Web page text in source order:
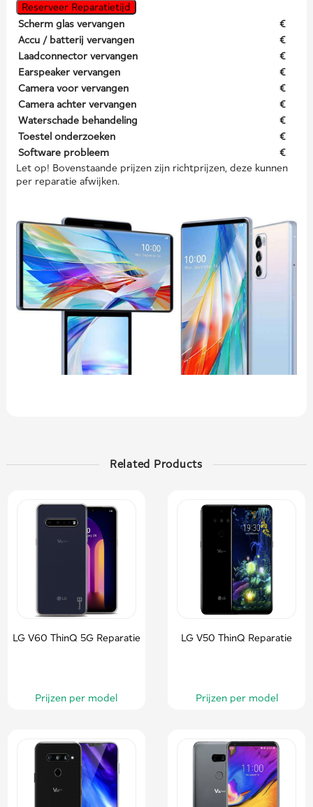
Reserveer Reparatietijd
Scherm glas vervangen
€
Accu / batterij vervangen
€
Laadconnector vervangen
€
Earspeaker vervangen
€
Camera voor vervangen
€
Camera achter vervangen
€
Waterschade behandeling
€
Toestel onderzoeken
€
Software probleem
€
Let op! Bovenstaande prijzen zijn richtprijzen, deze kunnen
per reparatie afwijken.
Related Products
LG V60 ThinQ 5G Reparatie
Prijzen per model
LG V50 ThinQ Reparatie
Prijzen per model